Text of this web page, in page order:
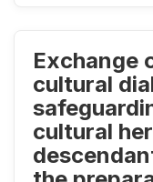
Exchange
cultural
cultural